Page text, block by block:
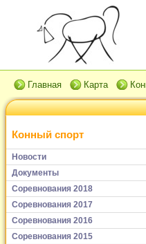
Главная Карта
Конный спорт
Новости
Документы
Соревнования 2018
Соревнования 2017
Соревнования 2016
Соревнования 2015